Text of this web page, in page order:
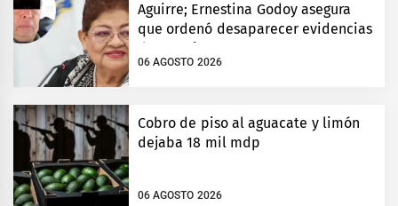
Aguirre; Ernestina Godoy asegura
que ordenó desaparecer evidencias
de Ayotzinapa
06 AGOSTO 2026
Cobro de piso al aguacate y limón
dejaba 18 mil mdp
06 AGOSTO 2026